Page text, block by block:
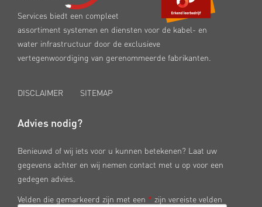
Services biedt een compleet
assortiment systemen en diensten voor de kabel- en
water infrastructuur door de exclusieve
vertegenwoordiging van gerenommeerde fabrikanten.
DISCLAIMER SITEMAP
Advies nodig?
Benieuwd of wij iets voor u kunnen betekenen? Laat uw
gegevens achter en wij nemen contact met u op voor een
gedegen advies.
Velden die gemarkeerd zijn met een * zijn vereiste velden